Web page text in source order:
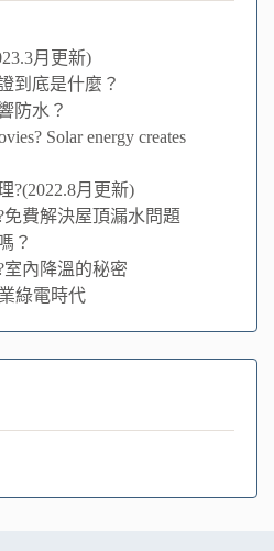
月更新)
到底是什麼？
防水？
Solar energy creates
?(2022.8月更新)
費解決屋頂漏水問題
？
內降溫的秘密
綠電時代